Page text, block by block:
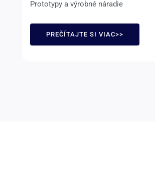
Prototypy a výrobné náradie
PREČÍTAJTE SI VIAC>>